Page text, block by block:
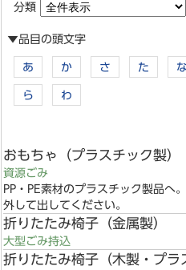
分類
▼品目の頭文字
あ か さ た な
ら わ
おもちゃ（プラスチック製）
資源ごみ
PP・PE素材のプラスチック製品へ
外して出してください。
折りたたみ椅子（金属製）
大型ごみ持込
折りたたみ椅子（木製・プラ